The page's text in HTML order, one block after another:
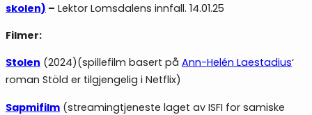
skolen) – Lektor Lomsdalens innfall. 14.01.25
Filmer:
Stolen (2024)(spillefilm basert på Ann-Helén Laestadius‘
roman Stöld er tilgjengelig i Netflix)
Sapmifilm (streamingtjeneste laget av ISFI for samiske